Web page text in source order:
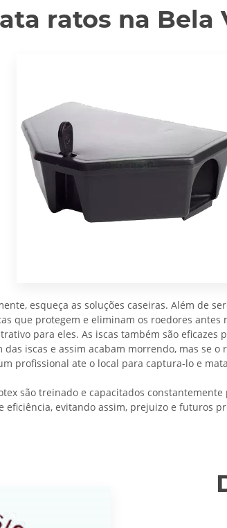
ratos na Bela
esqueça as soluções caseiras. Além de
que protegem e eliminam os roedores
para eles. As iscas também são
iscas e assim acabam morrendo, mas se
profissional ate o local para captura-lo e
são treinado e capacitados
eficiência, evitando assim, prejuizo e futuros